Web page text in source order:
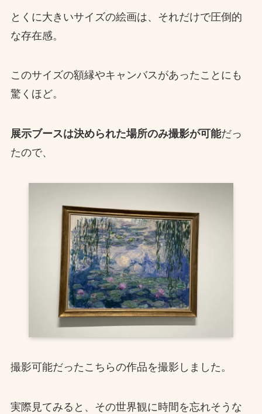
とくに大きいサイズの絵画は、それだけで圧倒的
な存在感。
このサイズの額縁やキャンバスがあったことにも
驚くほど。
展示ブースは決められた場所のみ撮影が可能だっ
たので、
撮影可能だったこちらの作品を撮影しました。
実際見てみると、その世界観に時間を忘れそうな